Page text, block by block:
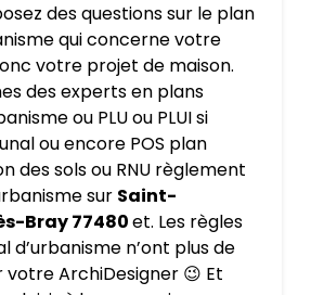
des questions sur le plan
qui concerne votre
votre projet de maison.
des experts en plans
ou PLU ou PLUI si
ou encore POS plan
des sols ou RNU règlement
sur Saint-
Bray 77480et. Les règles
d’urbanisme n’ont plus de
ArchiDesigner 😉 Et